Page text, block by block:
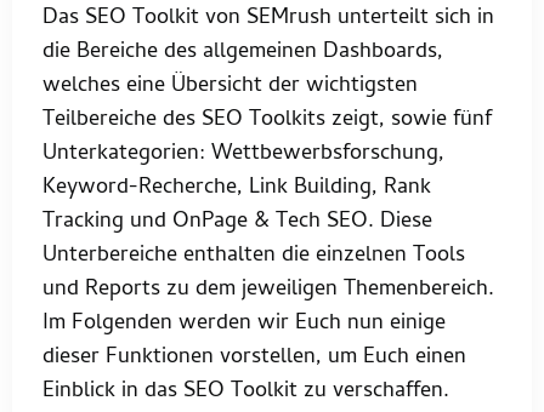
Das SEO Toolkit von SEMrush unterteilt sich in
die Bereiche des allgemeinen Dashboards,
welches eine Übersicht der wichtigsten
Teilbereiche des SEO Toolkits zeigt, sowie fünf
Unterkategorien: Wettbewerbsforschung,
Keyword-Recherche, Link Building, Rank
Tracking und OnPage & Tech SEO. Diese
Unterbereiche enthalten die einzelnen Tools
und Reports zu dem jeweiligen Themenbereich.
Im Folgenden werden wir Euch nun einige
dieser Funktionen vorstellen, um Euch einen
Einblick in das SEO Toolkit zu verschaffen.